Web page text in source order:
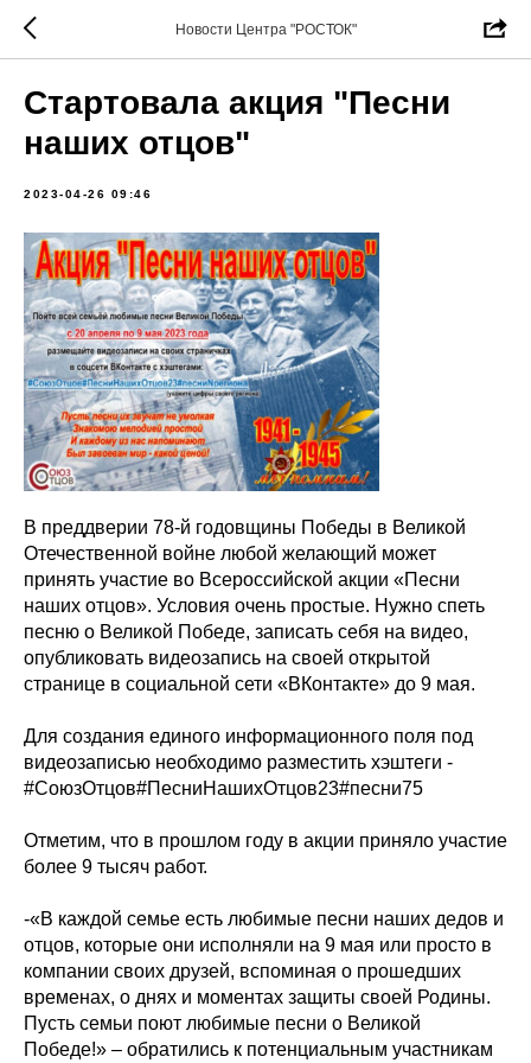
Новости Центра "РОСТОК"
Стартовала акция "Песни
наших отцов"
2023-04-26 09:46
В преддверии 78-й годовщины Победы в Великой
Отечественной войне любой желающий может
принять участие во Всероссийской акции «Песни
наших отцов». Условия очень простые. Нужно спеть
песню о Великой Победе, записать себя на видео,
опубликовать видеозапись на своей открытой
странице в социальной сети «ВКонтакте» до 9 мая.
Для создания единого информационного поля под
видеозаписью необходимо разместить хэштеги -
#СоюзОтцов#ПесниНашихОтцов23#песни75
Отметим, что в прошлом году в акции приняло участие
более 9 тысяч работ.
-«В каждой семье есть любимые песни наших дедов и
отцов, которые они исполняли на 9 мая или просто в
компании своих друзей, вспоминая о прошедших
временах, о днях и моментах защиты своей Родины.
Пусть семьи поют любимые песни о Великой
Победе!» – обратились к потенциальным участникам